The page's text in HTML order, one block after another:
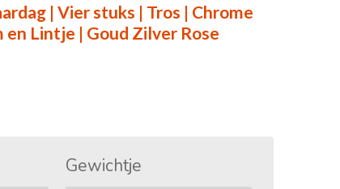
| Vier stuks | Tros | Chrome
Lintje | Goud Zilver Rose
Gewichtje